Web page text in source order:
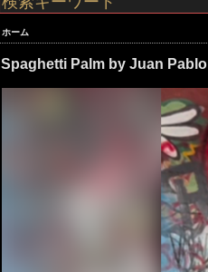
ホーム
Spaghetti Palm by Juan Pablo